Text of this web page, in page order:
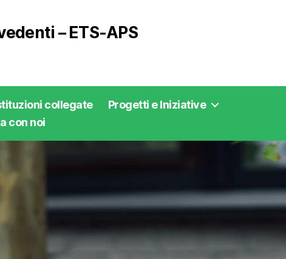
– ETS-APS
collegate
Progetti e Iniziative
con noi